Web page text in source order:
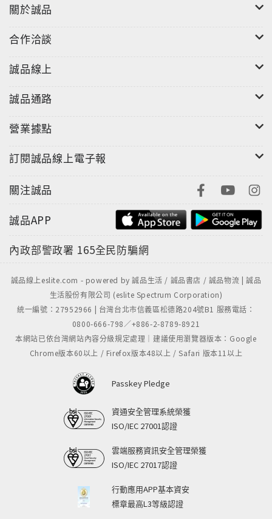
關於誠品
合作洽談
誠品線上
誠品通路
營業據點
訂閱誠品線上電子報
關注誠品
誠品APP
內政部警政署 165全民防騙網
誠品線上eslite.com - powered by 誠品生活 / 誠品書店 / 誠品物流 | 誠品
生活股份有限公司 (eslite Spectrum Corporation)
統一編號：27952966 | 台灣台北市信義區松德路204號B1 服務電話：
0800-666-798／+886-2-8789-8921
本網站已依台灣網站內容分級規定處理｜建議使用瀏覽器版本：Google
Chrome版本60以上 / Firefox版本48以上 / Safari 版本11以上
Passkey Pledge
資通安全管理系統榮獲
ISO/IEC 27001認證
雲端服務資訊安全管理榮獲
ISO/IEC 27017認證
行動應用APP基本資安
標章最高L3等級認證